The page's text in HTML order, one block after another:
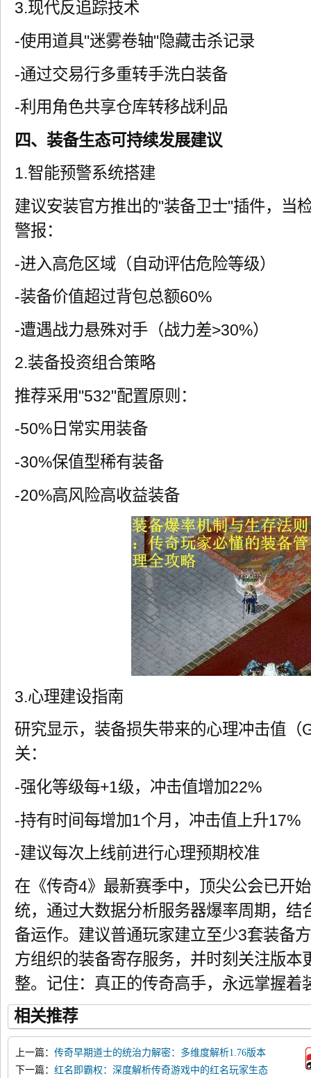
3.现代反追踪技术
-使用道具"迷雾卷轴"隐藏击杀记录
-通过交易行多重转手洗白装备
-利用角色共享仓库转移战利品
四、装备生态可持续发展建议
1.智能预警系统搭建
建议安装官方推出的"装备卫士"插件，当
警报：
-进入高危区域（自动评估危险等级）
-装备价值超过背包总额60%
-遭遇战力悬殊对手（战力差>30%）
2.装备投资组合策略
推荐采用"532"配置原则：
-50%日常实用装备
-30%保值型稀有装备
-20%高风险高收益装备
3.心理建设指南
研究显示，装备损失带来的心理冲击值（
关：
-强化等级每+1级，冲击值增加22%
-持有时间每增加1个月，冲击值上升17%
-建议每次上线前进行心理预期校准
在《传奇4》最新赛季中，顶尖公会已开
统，通过大数据分析服务器爆率周期，结
备运作。建议普通玩家建立至少3套装备
方组织的装备寄存服务，并时刻关注版本
整。记住：真正的传奇高手，永远掌握着
相关推荐
上一篇： 传奇早期道士的统治力解密：多维度解析1.76版本
最强职业体系
下一篇： 红名即霸权：深度解析传奇游戏中的红名玩家生态